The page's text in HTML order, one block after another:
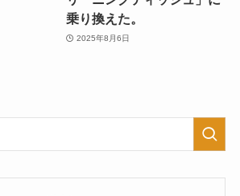
乗り換えた。
2025年8月6日